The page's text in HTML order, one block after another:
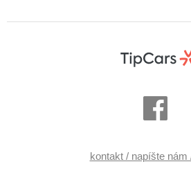
kontakt / napíšte nám